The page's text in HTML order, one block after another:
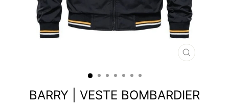
FERMER
BARRY | VESTE BOMBARDIER